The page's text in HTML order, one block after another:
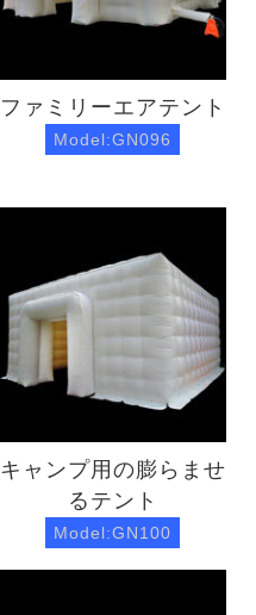
ファミリーエアテント
Model:GN096
キャンプ用の膨らませ
るテント
Model:GN100